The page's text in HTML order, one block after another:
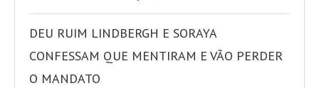
DEU RUIM LINDBERGH E SORAYA
CONFESSAM QUE MENTIRAM E VÃO PERDER
O MANDATO